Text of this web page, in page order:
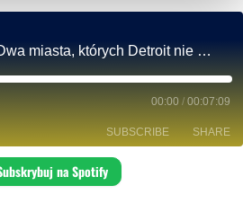
Felieton 2.0 – Dwa miasta, których Detroit nie połknęło
00:00 / 00:07:09
SUBSCRIBE SHARE